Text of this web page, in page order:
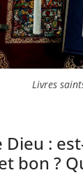
Livres
:
bon ?